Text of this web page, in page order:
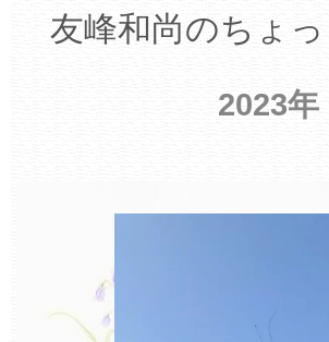
友峰和尚のちょ
2023